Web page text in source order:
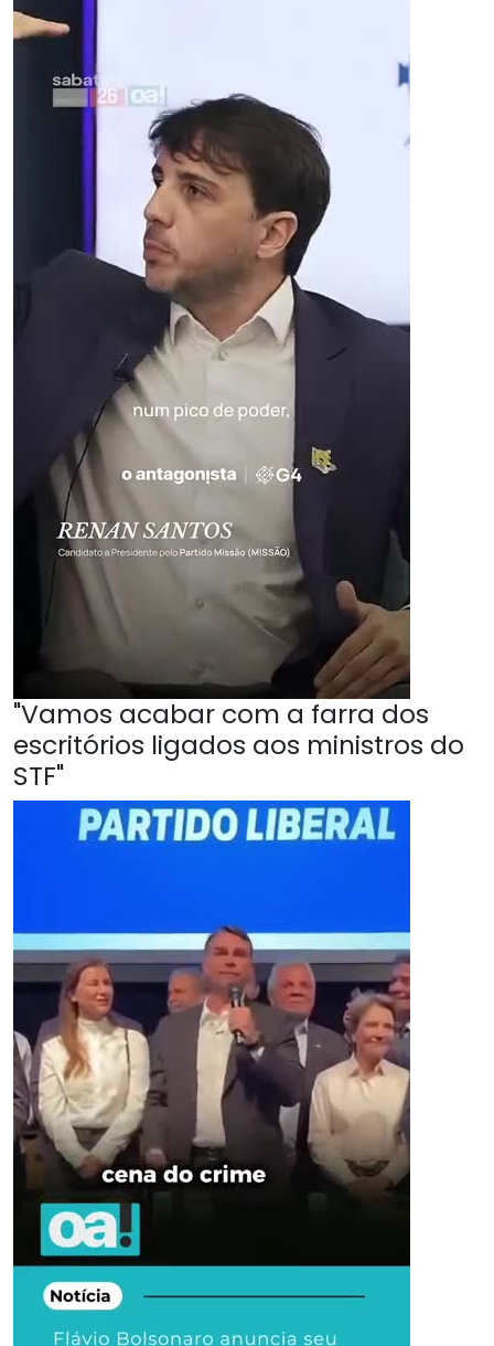
"Vamos acabar com a farra dos
escritórios ligados aos ministros do
STF"